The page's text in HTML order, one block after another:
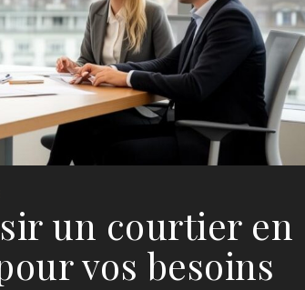
un courtier en
vos besoins